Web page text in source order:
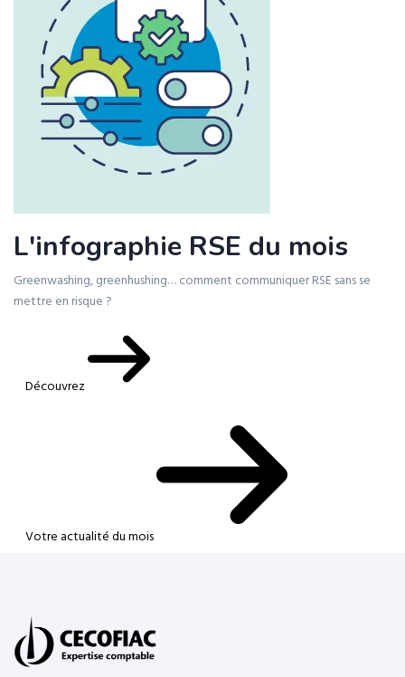
L'infographie RSE du mois
Greenwashing, greenhushing… comment communiquer RSE sans se
mettre en risque ?
Découvrez
Votre actualité du mois